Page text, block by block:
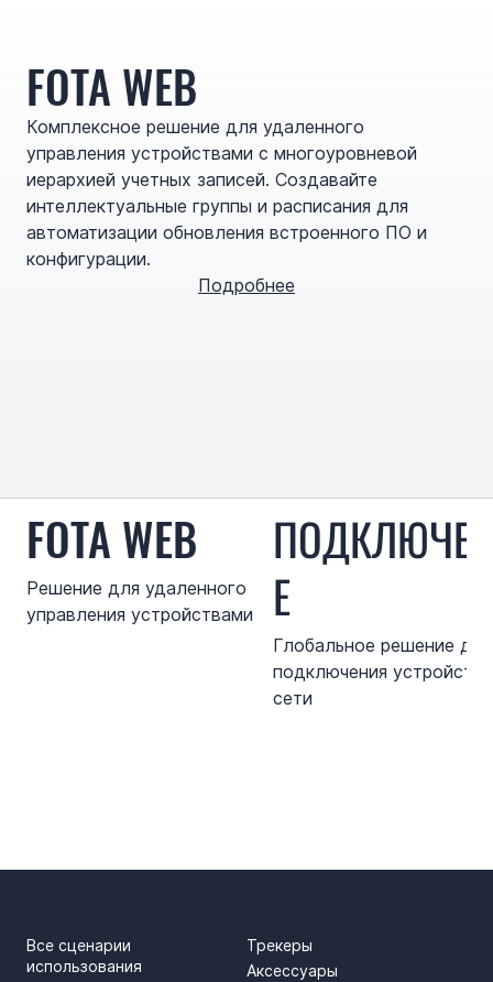
FOTA WEB
Комплексное решение для удаленного
управления устройствами с многоуровневой
иерархией учетных записей. Создавайте
интеллектуальные группы и расписания для
автоматизации обновления встроенного ПО и
конфигурации.
Подробнее
FOTA WEB
Решение для удаленного
управления устройствами
Е
Глобальное решение для
подключения устройств
сети
Все сценарии
использования
Трекеры
Аксессуары